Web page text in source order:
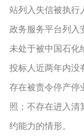
站列入失信被执行
政务服务平台列入
未处于被中国石化
投标人近两年内没
存在被责令停产停
照；不存在进入清
约能力的情形。